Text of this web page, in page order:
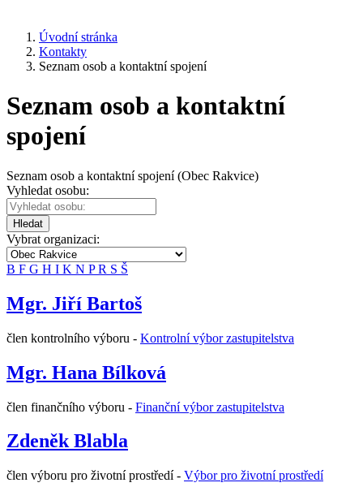
Úvodní stránka
Kontakty
Seznam osob a kontaktní spojení
Seznam osob a kontaktní
spojení
Seznam osob a kontaktní spojení (Obec Rakvice)
Vyhledat osobu:
Hledat
Vybrat organizaci:
B F G H I K N PR S Š
Mgr. Jiří Bartoš
člen kontrolního výboru - Kontrolní výbor zastupitelstva
Mgr. Hana Bílková
člen finančního výboru - Finanční výbor zastupitelstva
Zdeněk Blabla
člen výboru pro životní prostředí - Výbor pro životní prostředí